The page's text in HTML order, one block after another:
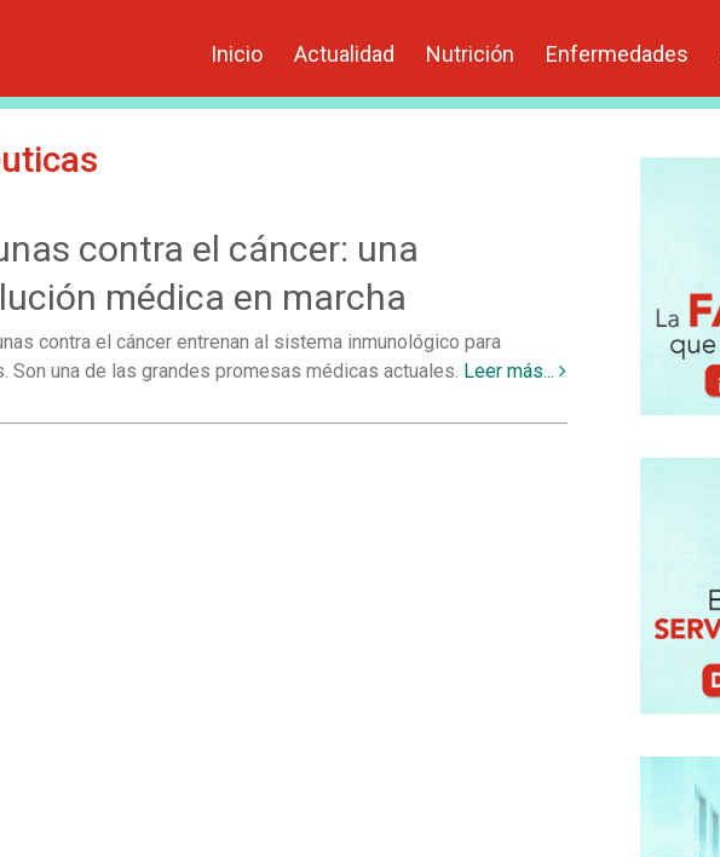
Inicio Actualidad Nutrición Enfermedades
contra el cáncer: una
médica en marcha
contra el cáncer entrenan al sistema inmunológico para
una de las grandes promesas médicas actuales. Leer más...